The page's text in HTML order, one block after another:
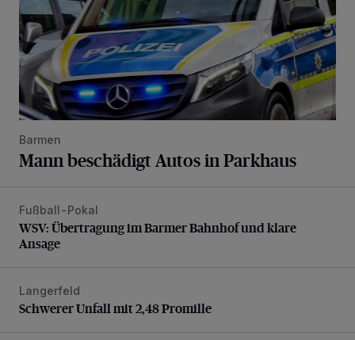
Barmen
Mann beschädigt Autos in Parkhaus
WSV: Übertragung im Barmer Bahnhof und klare Ansage
Fußball-Pokal
WSV: Übertragung im Barmer Bahnhof und klare
Ansage
Schwerer Unfall mit 2,48 Promille
Langerfeld
Schwerer Unfall mit 2,48 Promille